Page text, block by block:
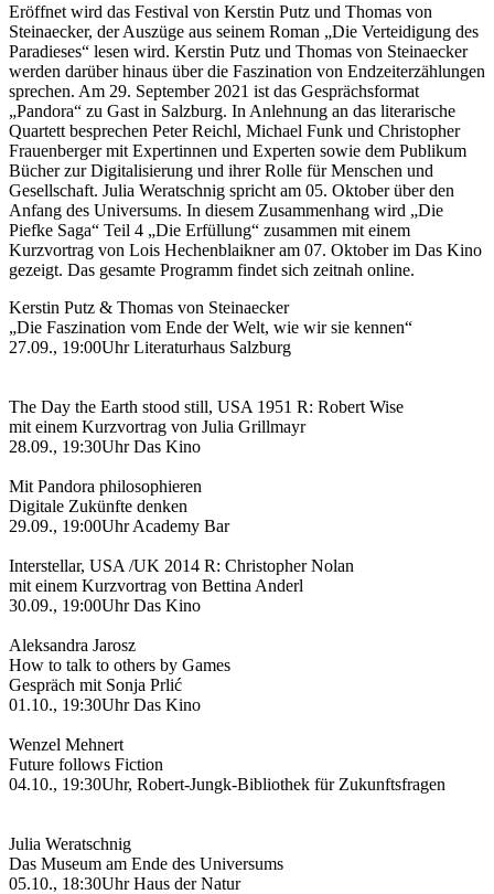
Eröffnet wird das Festival von Kerstin Putz und Thomas von
Steinaecker, der Auszüge aus seinem Roman „Die Verteidigung des
Paradieses“ lesen wird. Kerstin Putz und Thomas von Steinaecker
werden darüber hinaus über die Faszination von Endzeiterzählungen
sprechen. Am 29. September 2021 ist das Gesprächsformat
„Pandora“ zu Gast in Salzburg. In Anlehnung an das literarische
Quartett besprechen Peter Reichl, Michael Funk und Christopher
Frauenberger mit Expertinnen und Experten sowie dem Publikum
Bücher zur Digitalisierung und ihrer Rolle für Menschen und
Gesellschaft. Julia Weratschnig spricht am 05. Oktober über den
Anfang des Universums. In diesem Zusammenhang wird „Die
Piefke Saga“ Teil 4 „Die Erfüllung“ zusammen mit einem
Kurzvortrag von Lois Hechenblaikner am 07. Oktober im Das Kino
gezeigt. Das gesamte Programm findet sich zeitnah online.
Kerstin Putz & Thomas von Steinaecker
„Die Faszination vom Ende der Welt, wie wir sie kennen“
27.09., 19:00Uhr Literaturhaus Salzburg
The Day the Earth stood still, USA 1951 R: Robert Wise
mit einem Kurzvortrag von Julia Grillmayr
28.09., 19:30Uhr Das Kino
Mit Pandora philosophieren
Digitale Zukünfte denken
29.09., 19:00Uhr Academy Bar
Interstellar, USA /UK 2014 R: Christopher Nolan
mit einem Kurzvortrag von Bettina Anderl
30.09., 19:00Uhr Das Kino
Aleksandra Jarosz
How to talk to others by Games
Gespräch mit Sonja Prlić
01.10., 19:30Uhr Das Kino
Wenzel Mehnert
Future follows Fiction
04.10., 19:30Uhr, Robert-Jungk-Bibliothek für Zukunftsfragen
Julia Weratschnig
Das Museum am Ende des Universums
05.10., 18:30Uhr Haus der Natur